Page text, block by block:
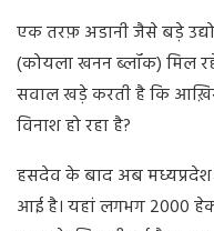
एक तरफ़ अडानी जैसे बड़े
(कोयला खनन ब्लॉक) मिल
सवाल खड़े करती है कि
विनाश हो रहा है?
हसदेव के बाद अब मध्यप्रदेश
आई है। यहां लगभग 2000